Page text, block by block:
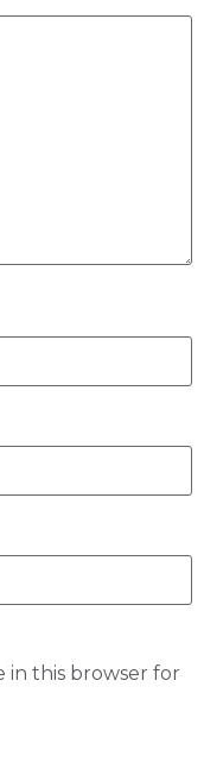
in this browser for